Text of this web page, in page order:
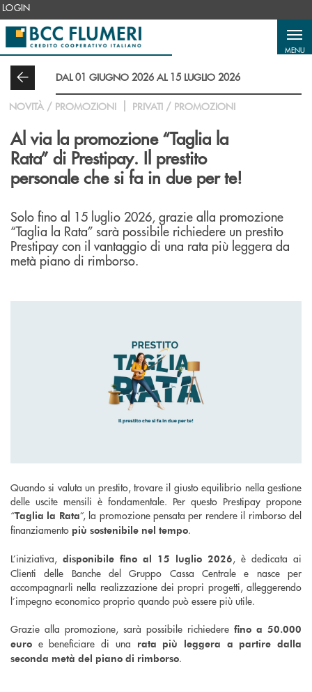
Salta al contenuto principale
LOGIN
MENU
DAL 01 GIUGNO 2026 AL 15 LUGLIO 2026
NOVITÀ / PROMOZIONI PRIVATI / PROMOZIONI
Al via la promozione “Taglia la
Rata” di Prestipay. Il prestito
personale che si fa in due per te!
Solo fino al 15 luglio 2026, grazie alla promozione
“Taglia la Rata” sarà possibile richiedere un prestito
Prestipay con il vantaggio di una rata più leggera da
metà piano di rimborso.
Quando si valuta un prestito, trovare il giusto equilibrio nella gestione
delle uscite mensili è fondamentale. Per questo Prestipay propone
“Taglia la Rata”, la promozione pensata per rendere il rimborso del
finanziamento più sostenibile nel tempo.
L’iniziativa, disponibile fino al 15 luglio 2026, è dedicata ai
Clienti delle Banche del Gruppo Cassa Centrale e nasce per
accompagnarli nella realizzazione dei propri progetti, alleggerendo
l’impegno economico proprio quando può essere più utile.
Grazie alla promozione, sarà possibile richiedere fino a 50.000
euro e beneficiare di una rata più leggera a partire dalla
seconda metà del piano di rimborso.